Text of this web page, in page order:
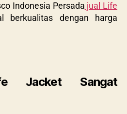
Indonesia Persada jual Life
berkualitas dengan harga
Jacket Sangat